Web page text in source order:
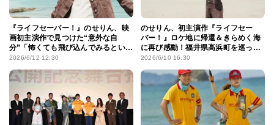
『ライフセーバー！』のせりん、映
画初主演作で見つけた“意外な自
分”「怖くても飛び込んでみるといい
ことがある」
2026/6/12 12:30
のせりん、初主演作『ライフセー
バー！』ロケ地に帰還＆きらめく海
に再び感動！福井県高浜町を巡って
振り返る“濃密な夏”
2026/6/10 16:30